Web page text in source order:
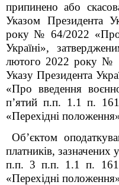
припинено або
Указом Президента
року № 64/2022
Україні»,
лютого 2022 року №
Указу Президента
«Про введення
п’ятий п.п. 1.1 п. 161
«Перехідні
Об’єктом
платників, зазначених у
п.п. 3 п.п. 1.1 п. 161
«Перехідні